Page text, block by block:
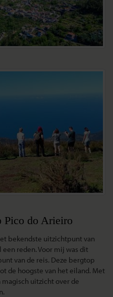
Pico do Arieiro
bekendste uitzichtpunt van
reden. Voor mij was dit
van de reis. Deze bergtop
de hoogste van het eiland. Met
uitzicht over de